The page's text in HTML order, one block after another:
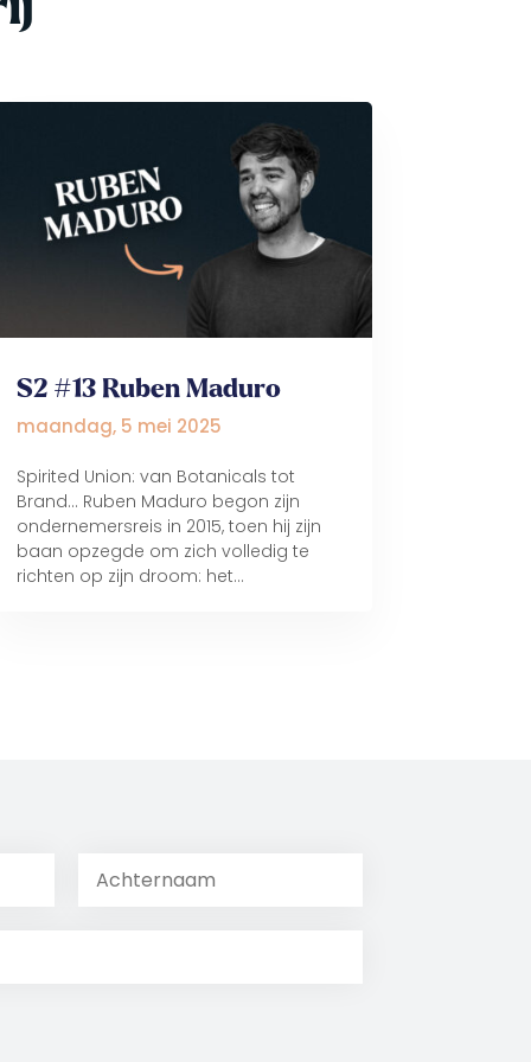
S2 #13 Ruben Maduro
maandag, 5 mei 2025
Spirited Union: van Botanicals tot
Brand... Ruben Maduro begon zijn
ondernemersreis in 2015, toen hij zijn
baan opzegde om zich volledig te
richten op zijn droom: het...